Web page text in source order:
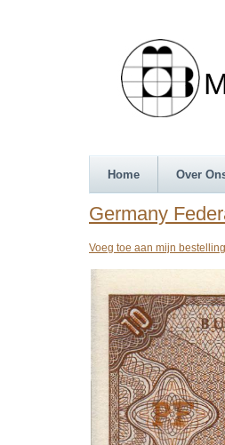
Home Over
Germany
Voeg toe aan mijn bestelling